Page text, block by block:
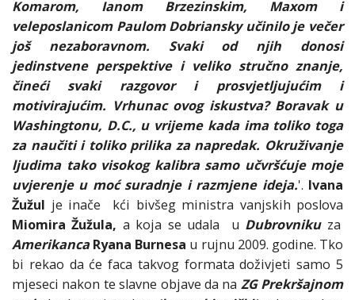
Komarom, Ianom Brzezinskim, Maxom i
veleposlanicom Paulom Dobriansky učinilo je večer
još nezaboravnom. Svaki od njih donosi
jedinstvene perspektive i veliko stručno znanje,
čineći svaki razgovor i prosvjetljujućim i
motivirajućim. Vrhunac ovog iskustva? Boravak u
Washingtonu, D.C., u vrijeme kada ima toliko toga
za naučiti i toliko prilika za napredak. Okruživanje
ljudima tako visokog kalibra samo učvršćuje moje
uvjerenje u moć suradnje i razmjene ideja.'. Ivana
Žužul je inače kći bivšeg ministra vanjskih poslova
Miomira Žužula, a koja se udala u Dubrovnikuza
Amerikanca Ryana Burnesa u rujnu 2009. godine. Tko
bi rekao da će faca takvog formata doživjeti samo 5
mjeseci nakon te slavne objave da na ZG Prekršajnom